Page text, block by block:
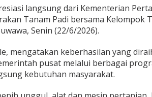
langsung dari Kementerian
Tanam Padi bersama Kelompok
Senin (22/6/2026).
mengatakan keberhasilan yang
pusat melalui berbagai
kebutuhan masyarakat.